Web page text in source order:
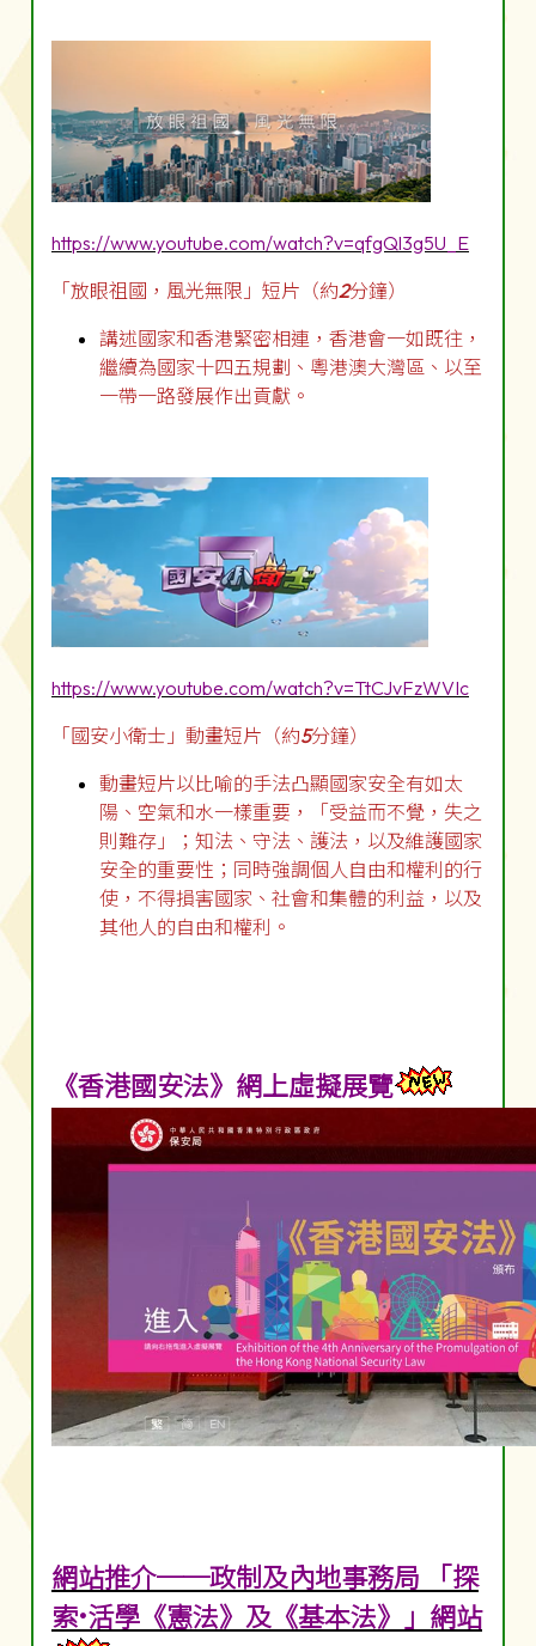
https://www.youtube.com/watch?v=qfgQl3g5U_E
「放眼祖國，風光無限」短片（約2分鐘）
講述國家和香港緊密相連，香港會一如既往，
繼續為國家十四五規劃、粵港澳大灣區、以至
一帶一路發展作出貢獻。
https://www.youtube.com/watch?v=TtCJvFzWVIc
「國安小衛士」動畫短片（約5分鐘）
動畫短片以比喻的手法凸顯國家安全有如太
陽、空氣和水一樣重要，「受益而不覺，失之
則難存」；知法、守法、護法，以及維護國家
安全的重要性；同時強調個人自由和權利的行
使，不得損害國家、社會和集體的利益，以及
其他人的自由和權利。
《香港國安法》網上虛擬展覽
網站推介──政制及內地事務局 「探
索•活學《憲法》及《基本法》」網站